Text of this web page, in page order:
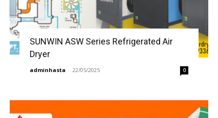
SUNWIN ASW Series Refrigerated Air
Dryer
adminhasta - 22/05/2025 0